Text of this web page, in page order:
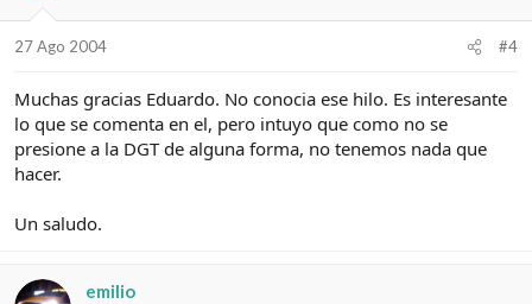
27 Ago 2004 #4
Muchas gracias Eduardo. No conocia ese hilo. Es interesante
lo que se comenta en el, pero intuyo que como no se
presione a la DGT de alguna forma, no tenemos nada que
hacer.
Un saludo.
emilio